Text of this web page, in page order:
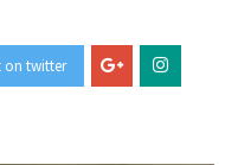
on twitter